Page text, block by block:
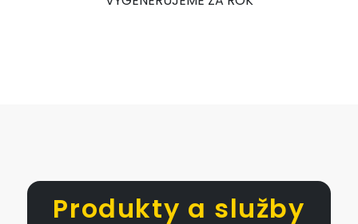
Produkty a služby